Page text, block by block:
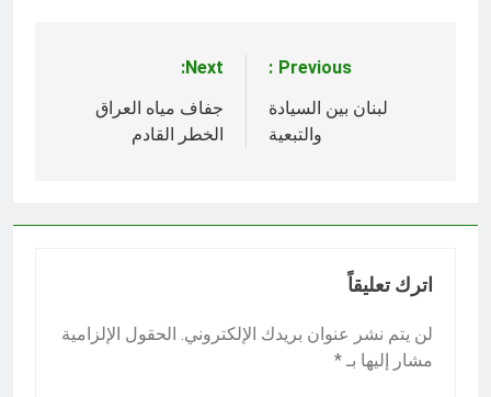
المقالات
Previous:
لبنان بين السيادة
والتبعية
Next:
جفاف مياه العراق
الخطر القادم
اترك تعليقاً
لن يتم نشر عنوان بريدك الإلكتروني. الحقول الإلزامية
مشار إليها بـ *